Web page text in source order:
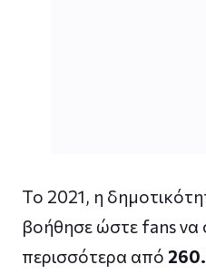
Το 2021, η
βοήθησε ώστε fans να
περισσότερα από